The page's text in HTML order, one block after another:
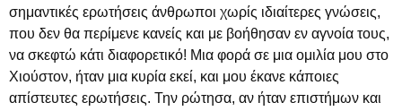
σημαντικές ερωτήσεις άνθρωποι χωρίς ιδιαίτερες γνώσεις,
που δεν θα περίμενε κανείς και με βοήθησαν εν αγνοία τους,
να σκεφτώ κάτι διαφορετικό! Μια φορά σε μια ομιλία μου στο
Χιούστον, ήταν μια κυρία εκεί, και μου έκανε κάποιες
απίστευτες ερωτήσεις. Την ρώτησα, αν ήταν επιστήμων και